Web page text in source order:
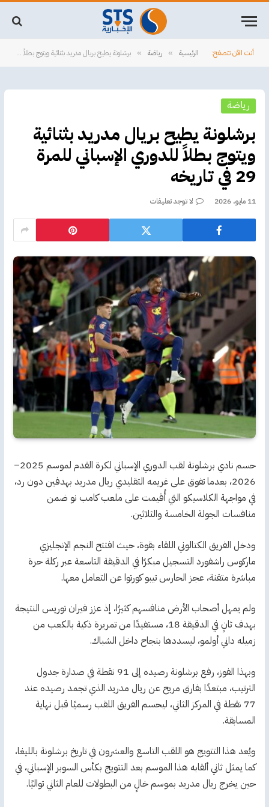
أنت الآن تتصفح: الرئيسية » رياضة » برشلونة يطيح بريال مدريد بثنائية ويتوج بطلاً للدوري الإسباني للمرة 29 في تاريخه
رياضة
برشلونة يطيح بريال مدريد بثنائية
ويتوج بطلاً للدوري الإسباني للمرة
29 في تاريخه
11 مايو، 2026 لا توجد تعليقات
حسم نادي برشلونة لقب الدوري الإسباني لكرة القدم لموسم 2025–
2026، بعدما تفوق على غريمه التقليدي ريال مدريد بهدفين دون رد،
في مواجهة الكلاسيكو التي أُقيمت على ملعب كامب نو ضمن
منافسات الجولة الخامسة والثلاثين.
ودخل الفريق الكتالوني اللقاء بقوة، حيث افتتح النجم الإنجليزي
ماركوس راشفورد التسجيل مبكرًا في الدقيقة التاسعة عبر ركلة حرة
مباشرة متقنة، عجز الحارس تيبو كورتوا عن التعامل معها.
ولم يمهل أصحاب الأرض منافسهم كثيرًا، إذ عزز فيران توريس النتيجة
بهدف ثانٍ في الدقيقة 18، مستفيدًا من تمريرة ذكية بالكعب من
زميله داني أولمو، ليسددها بنجاح داخل الشباك.
وبهذا الفوز، رفع برشلونة رصيده إلى 91 نقطة في صدارة جدول
الترتيب، مبتعدًا بفارق مريح عن ريال مدريد الذي تجمد رصيده عند
77 نقطة في المركز الثاني، ليحسم الفريق اللقب رسميًا قبل نهاية
المسابقة.
ويُعد هذا التتويج هو اللقب التاسع والعشرون في تاريخ برشلونة بالليغا،
كما يمثل ثاني ألقابه هذا الموسم بعد التتويج بكأس السوبر الإسباني، في
حين يخرج ريال مدريد بموسم خالٍ من البطولات للعام الثاني تواليًا.